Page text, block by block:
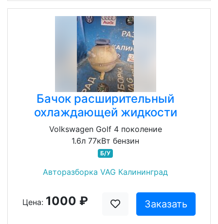
Бачок расширительный
охлаждающей жидкости
Volkswagen Golf 4 поколение
1.6л 77кВт бензин
Б/У
Авторазборка VAG Калининград
Цена: 1000 ₽ Заказать